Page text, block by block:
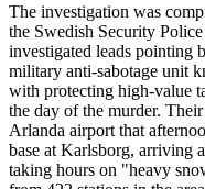
The investigation was
the Swedish Security
investigated leads pointing
military anti-sabotage unit
with protecting high-value
the day of the murder.
Arlanda airport that
base at Karlsborg, arriving
taking hours on "heavy